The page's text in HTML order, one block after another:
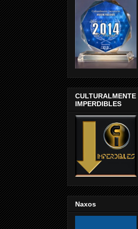
CULTURALMENTE
IMPERDIBLES
Naxos